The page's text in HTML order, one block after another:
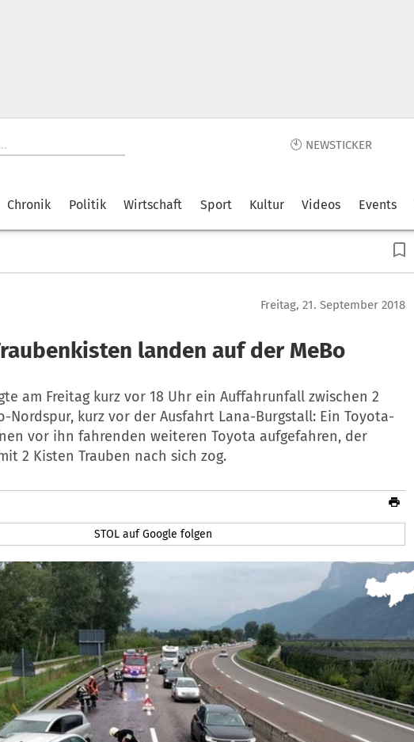
🕙 NEWSTICKER
Chronik Politik Wirtschaft Sport Kultur Videos Events
Freitag, 21. September 2018
landen auf der MeBo
am Freitag kurz vor 18 Uhr ein Auffahrunfall zwischen 2
Nordspur, kurz vor der Ausfahrt Lana-Burgstall: Ein Toyota-
vor ihn fahrenden weiteren Toyota aufgefahren, der
2 Kisten Trauben nach sich zog.
STOL auf Google folgen